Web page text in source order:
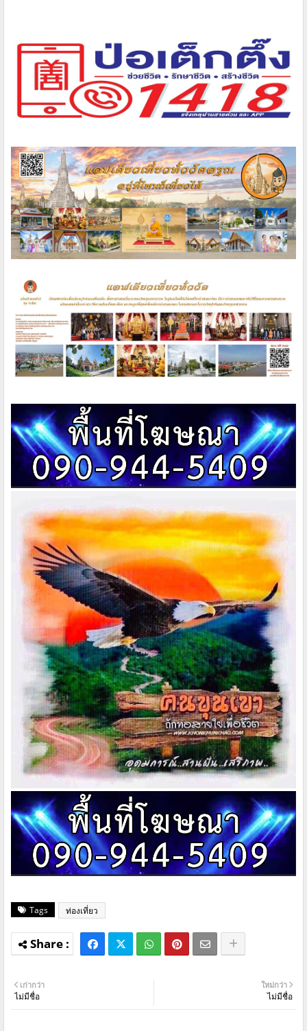
Tags ท่องเที่ยว
ใหม่กว่า
ไม่มีชื่อ
เก่ากว่า
ไม่มีชื่อ